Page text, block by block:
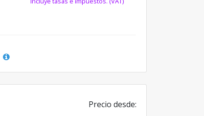
Precio desde: